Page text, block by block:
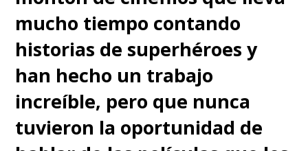
Esto es un nuevo comienzo
para la saga, uno que nos
hará olvidar el desastre que
fue la primera visita del
xenomorfo a la Tierra
mucho tiempo contando
historias de superhéroes y
han hecho un trabajo
increíble, pero que nunca
tuvieron la oportunidad de